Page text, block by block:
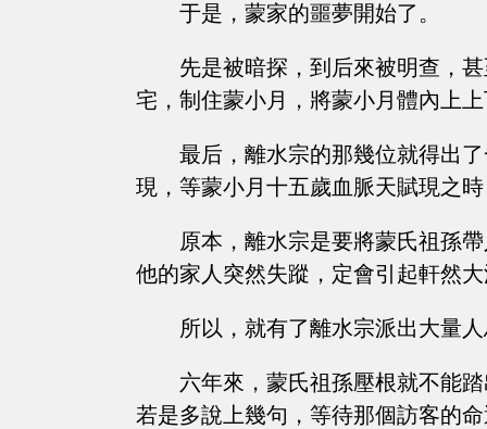
于是，蒙家的噩夢開始了。
先是被暗探，到后來被明查，
宅，制住蒙小月，將蒙小月體內上
最后，離水宗的那幾位就得出
現，等蒙小月十五歲血脈天賦現之
原本，離水宗是要將蒙氏祖孫
他的家人突然失蹤，定會引起軒然
所以，就有了離水宗派出大量
六年來，蒙氏祖孫壓根就不能
若是多說上幾句，等待那個訪客的